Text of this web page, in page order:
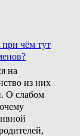
чём тут
на
из них
О слабом